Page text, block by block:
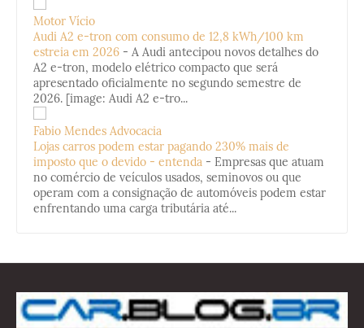
Motor Vício
Audi A2 e-tron com consumo de 12,8 kWh/100 km
estreia em 2026 - A Audi antecipou novos detalhes do
A2 e-tron, modelo elétrico compacto que será
apresentado oficialmente no segundo semestre de
2026. [image: Audi A2 e-tro...
Fabio Mendes Advocacia
Lojas carros podem estar pagando 230% mais de
imposto que o devido - entenda - Empresas que atuam
no comércio de veículos usados, seminovos ou que
operam com a consignação de automóveis podem estar
enfrentando uma carga tributária até...